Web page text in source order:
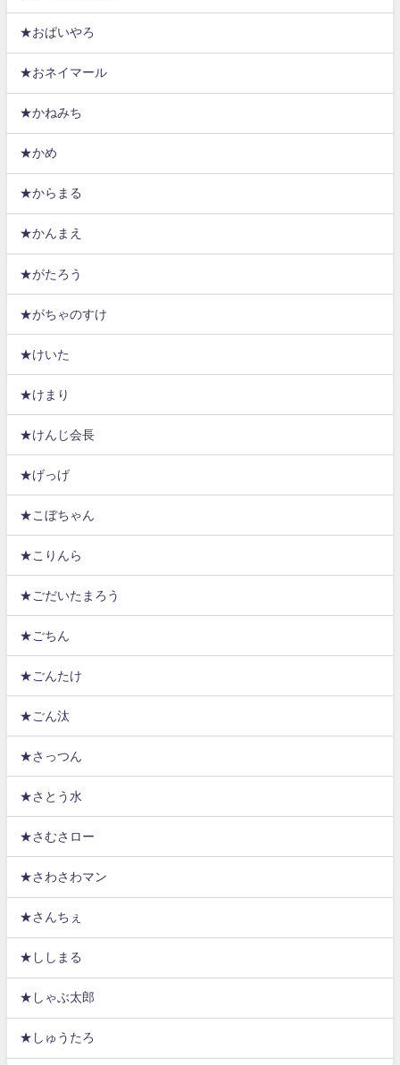
★おぱいやろ
★おネイマール
★かねみち
★かめ
★からまる
★かんまえ
★がたろう
★がちゃのすけ
★けいた
★けまり
★けんじ会長
★げっげ
★こぼちゃん
★こりんら
★ごだいたまろう
★ごちん
★ごんたけ
★ごん汰
★さっつん
★さとう水
★さむさロー
★さわさわマン
★さんちぇ
★ししまる
★しゃぶ太郎
★しゅうたろ